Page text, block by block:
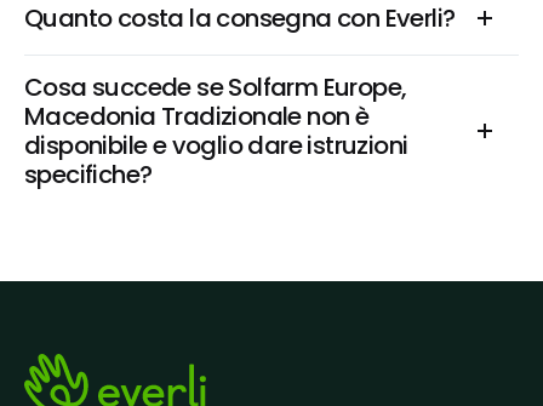
Quanto costa la consegna con Everli?
Cosa succede se Solfarm Europe,
Macedonia Tradizionale non è
disponibile e voglio dare istruzioni
specifiche?